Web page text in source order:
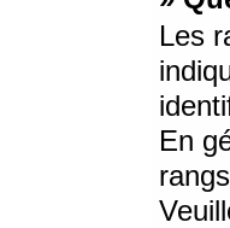
Les
En